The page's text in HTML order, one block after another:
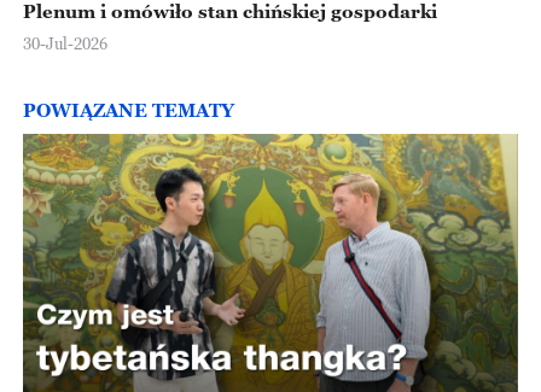
Plenum i omówiło stan chińskiej gospodarki
30-Jul-2026
POWIĄZANE TEMATY